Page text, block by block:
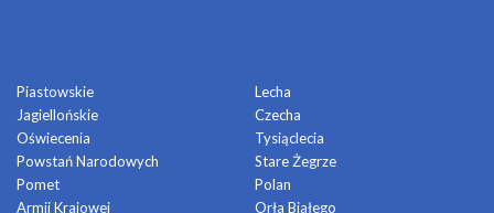
Piastowskie
Jagiellońskie
Oświecenia
Powstań Narodowych
Pomet
Armii Krajowej
Lecha
Czecha
Tysiąclecia
Stare Żegrze
Polan
Orła Białego